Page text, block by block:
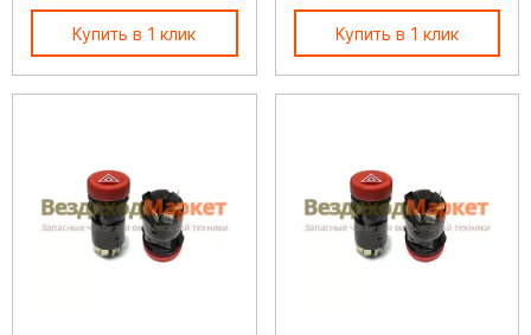
Купить в 1 клик Купить в 1 клик